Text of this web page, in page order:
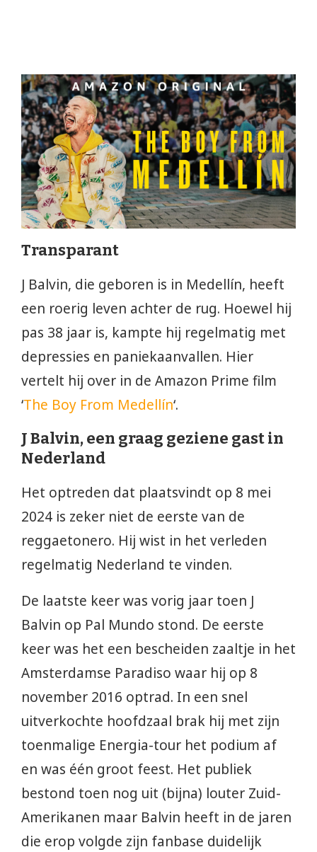
Transparant
J Balvin, die geboren is in Medellín, heeft
een roerig leven achter de rug. Hoewel hij
pas 38 jaar is, kampte hij regelmatig met
depressies en paniekaanvallen. Hier
vertelt hij over in de Amazon Prime film
‘The Boy From Medellín‘.
J Balvin, een graag geziene gast in
Nederland
Het optreden dat plaatsvindt op 8 mei
2024 is zeker niet de eerste van de
reggaetonero. Hij wist in het verleden
regelmatig Nederland te vinden.
De laatste keer was vorig jaar toen J
Balvin op Pal Mundo stond. De eerste
keer was het een bescheiden zaaltje in het
Amsterdamse Paradiso waar hij op 8
november 2016 optrad. In een snel
uitverkochte hoofdzaal brak hij met zijn
toenmalige Energia-tour het podium af
en was één groot feest. Het publiek
bestond toen nog uit (bijna) louter Zuid-
Amerikanen maar Balvin heeft in de jaren
die erop volgde zijn fanbase duidelijk